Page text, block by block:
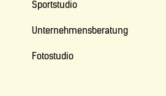
Sportstudio
Unternehmensberatung
Fotostudio